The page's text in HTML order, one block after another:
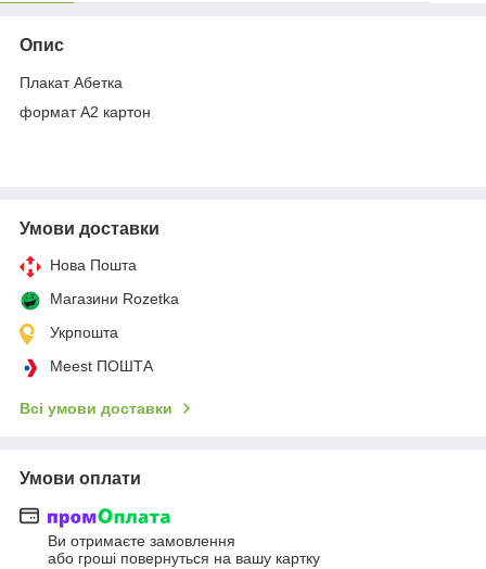
Опис
Плакат Абетка
формат А2 картон
Умови доставки
Нова Пошта
Магазини Rozetka
Укрпошта
Meest ПОШТА
Всі умови доставки
Умови оплати
Ви отримаєте замовлення
або гроші повернуться на вашу картку